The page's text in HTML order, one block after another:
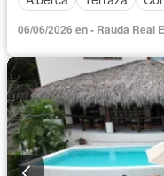
06/06/2026 en - Rauda Real